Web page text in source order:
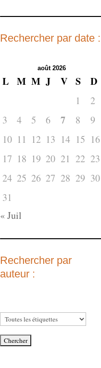
Rechercher par date :
août 2026
L M M J V S D
1
2
3
4 5 6 7 8
9
10 11 12 13 14 15 16
17 18 19 20 21 22 23
24 25 26 27 28 29 30
31
« Juil
Rechercher par
auteur :